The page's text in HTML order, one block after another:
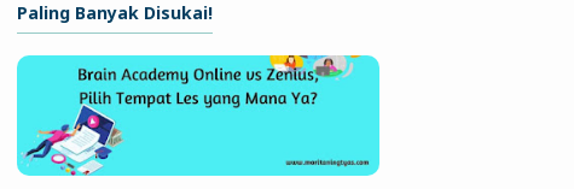
Paling Banyak Disukai!